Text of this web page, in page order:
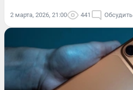
2 марта, 2026, 21:00 441 Обсудить